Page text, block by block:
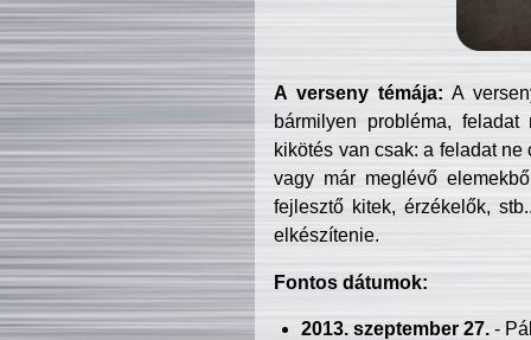
A verseny témája: A
bármilyen probléma, feladat
kikötés van csak: a feladat
vagy már meglévő
fejlesztő kitek, érzékelők,
elkészítenie.
Fontos dátumok:
2013. szeptember 27.-